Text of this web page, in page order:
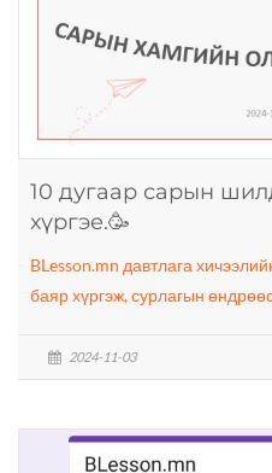
10 дугаар сарын
хүргэе.🥳
BLesson.mn давтлага
баяр хүргэж, сурлагын
2024-11-03